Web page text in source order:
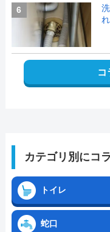
6
コ
カテゴリ別にコ
トイレ
蛇口